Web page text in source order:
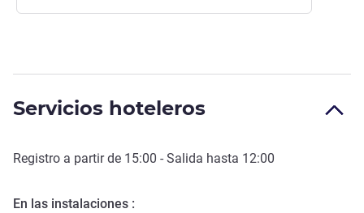
Servicios hoteleros
Registro a partir de 15:00 - Salida hasta 12:00
En las instalaciones